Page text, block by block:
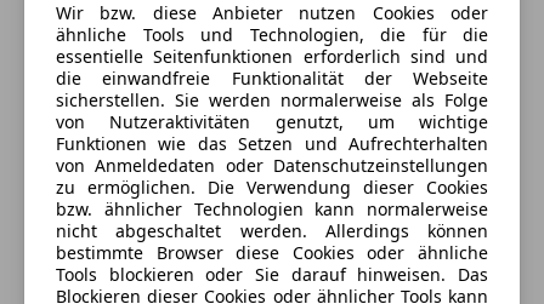
Traktionskontrolle
Wegfahrsperre
Zentralverriegelung mit Funkfernbedienung
Extras
Alufelgen (15")
Touchscreen
Versicherung
Kfz-Versicherung
Versicherungsschutz an Ihre Bedürfnisse
anpassen
Freischaden-Gutschein ab Stufe 0
Auto einfach online versichern & Rabatt holen
Wir bzw. diese Anbieter nutzen Cookies oder
ähnliche Tools und Technologien, die für die
essentielle Seitenfunktionen erforderlich sind und
die einwandfreie Funktionalität der Webseite
sicherstellen. Sie werden normalerweise als Folge
von Nutzeraktivitäten genutzt, um wichtige
Funktionen wie das Setzen und Aufrechterhalten
von Anmeldedaten oder Datenschutzeinstellungen
zu ermöglichen. Die Verwendung dieser Cookies
bzw. ähnlicher Technologien kann normalerweise
nicht abgeschaltet werden. Allerdings können
bestimmte Browser diese Cookies oder ähnliche
Tools blockieren oder Sie darauf hinweisen. Das
Blockieren dieser Cookies oder ähnlicher Tools kann